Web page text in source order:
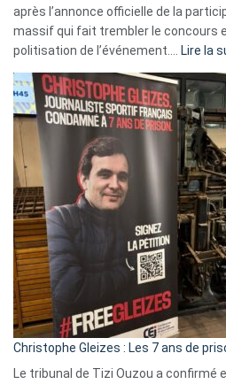
après l’annonce officielle de la
massif qui fait trembler le concours
politisation de l’événement.… Lire la
Christophe Gleizes : Les 7 ans de
Le tribunal de Tizi Ouzou a confirmé